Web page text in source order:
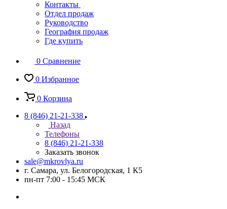
Контакты
Отдел продаж
Руководство
География продаж
Где купить
0 Сравнение
0 Избранное
0 Корзина
8 (846) 21-21-338
Назад
Телефоны
8 (846) 21-21-338
Заказать звонок
sale@mkrovlya.ru
г. Самара, ул. Белогородская, 1 К5
пн-пт 7:00 - 15:45 МСК